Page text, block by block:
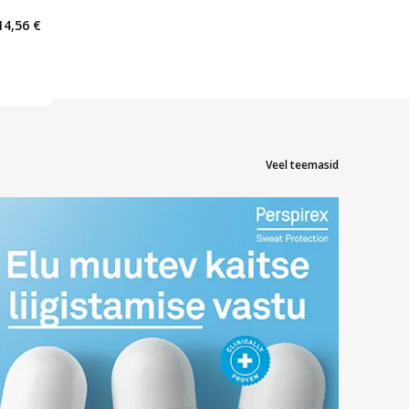
€
Veel teemasid